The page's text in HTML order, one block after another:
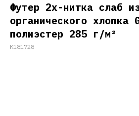
Футер 2х-нитка слаб
органического хлопка
полиэстер 285 г/м²
K181728